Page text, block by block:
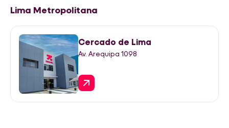
Lima Metropolitana
Cercado de Lima
Av. Arequipa 1098